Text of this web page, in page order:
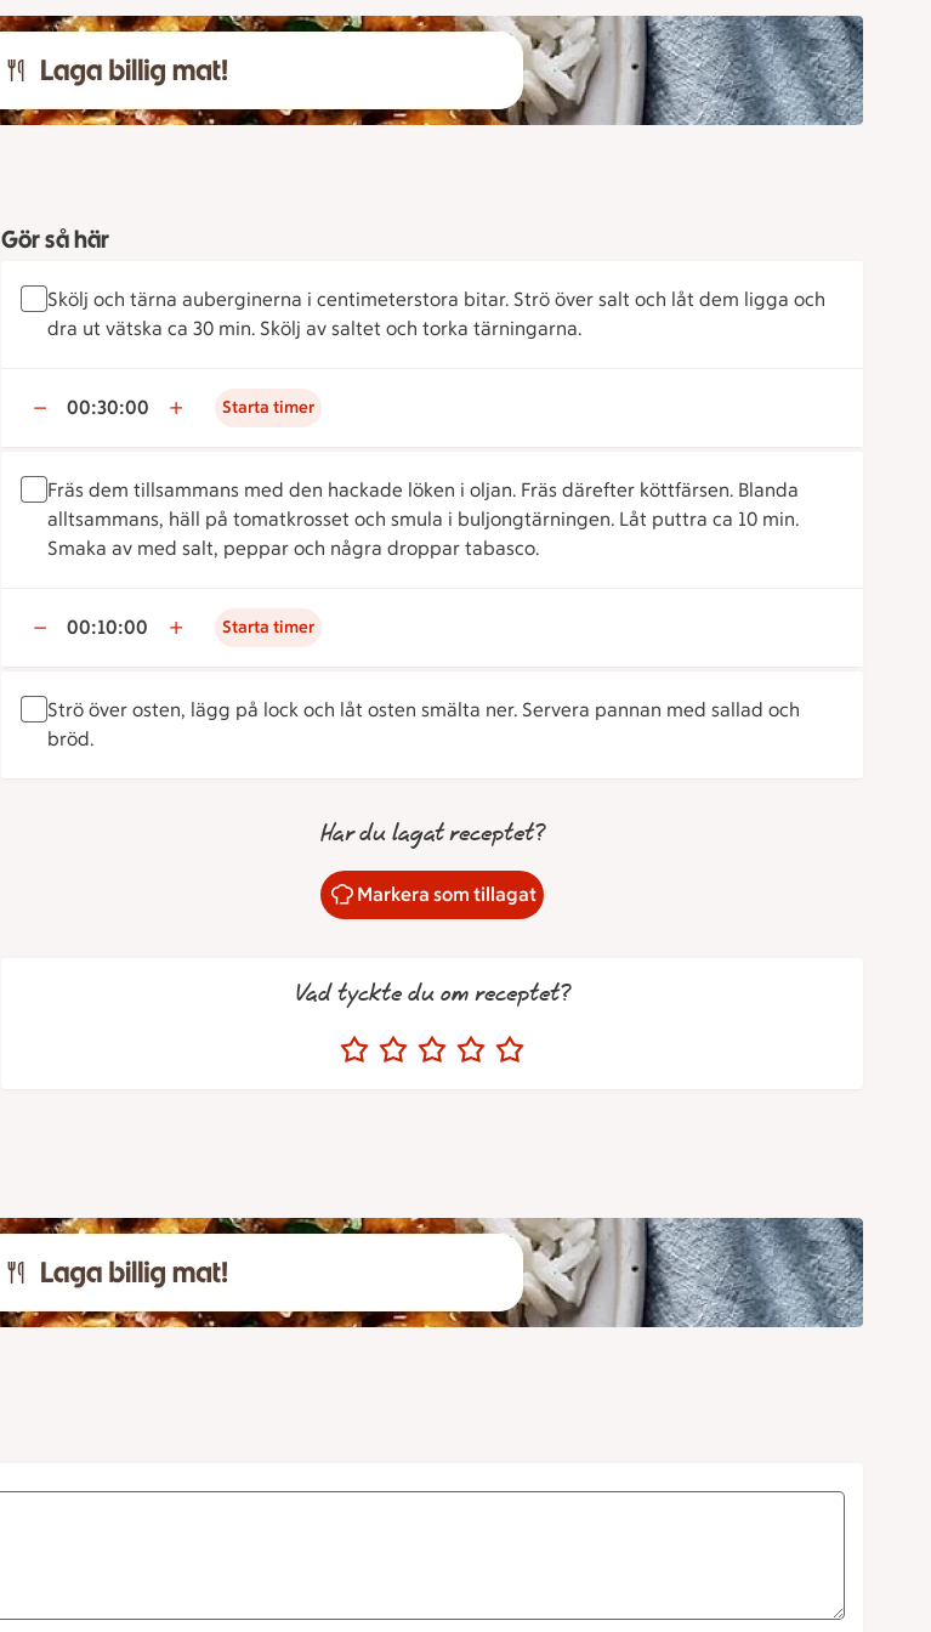
Gör så här
Skölj och tärna auberginerna i centimeterstora bitar. Strö över salt och låt dem ligga och
dra ut vätska ca 30 min. Skölj av saltet och torka tärningarna.
00:30:00 Starta timer
Fräs dem tillsammans med den hackade löken i oljan. Fräs därefter köttfärsen. Blanda
alltsammans, häll på tomatkrosset och smula i buljongtärningen. Låt puttra ca 10 min.
Smaka av med salt, peppar och några droppar tabasco.
00:10:00 Starta timer
Strö över osten, lägg på lock och låt osten smälta ner. Servera pannan med sallad och
bröd.
Har du lagat receptet?
Markera som tillagat
Vad tyckte du om receptet?